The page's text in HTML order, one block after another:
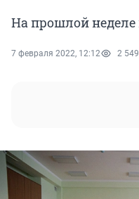
На прошлой
7 февраля 2022, 12:12 2 549